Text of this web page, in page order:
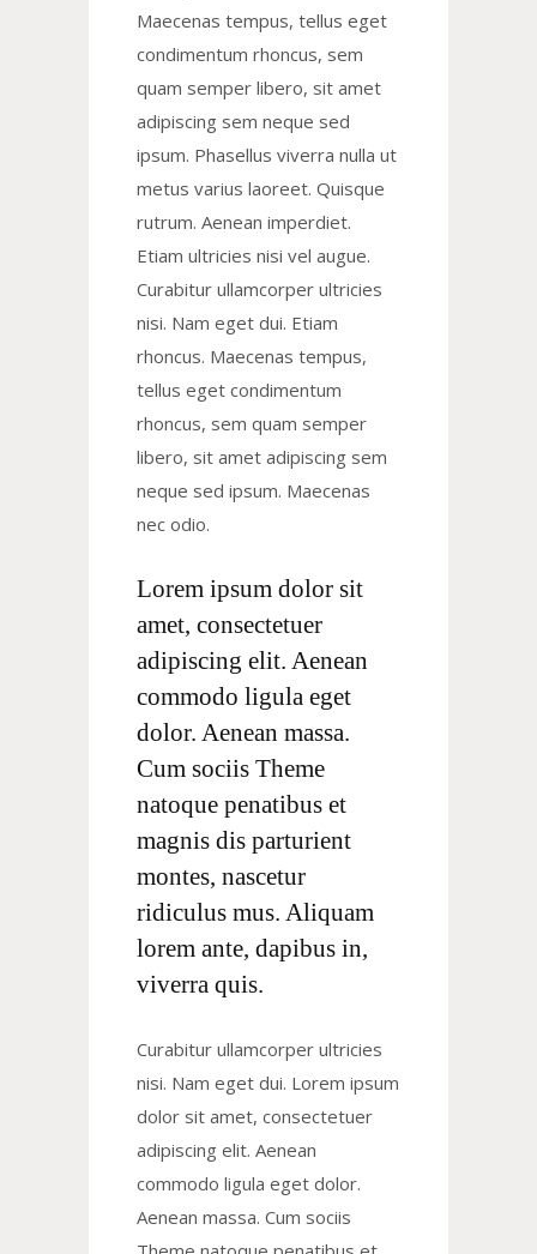
Maecenas tempus, tellus eget
condimentum rhoncus, sem
quam semper libero, sit amet
adipiscing sem neque sed
ipsum. Phasellus viverra nulla ut
metus varius laoreet. Quisque
rutrum. Aenean imperdiet.
Etiam ultricies nisi vel augue.
Curabitur ullamcorper ultricies
nisi. Nam eget dui. Etiam
rhoncus. Maecenas tempus,
tellus eget condimentum
rhoncus, sem quam semper
libero, sit amet adipiscing sem
neque sed ipsum. Maecenas
nec odio.
Lorem ipsum dolor sit
amet, consectetuer
adipiscing elit. Aenean
commodo ligula eget
dolor. Aenean massa.
Cum sociis Theme
natoque penatibus et
magnis dis parturient
montes, nascetur
ridiculus mus. Aliquam
lorem ante, dapibus in,
viverra quis.
Curabitur ullamcorper ultricies
nisi. Nam eget dui. Lorem ipsum
dolor sit amet, consectetuer
adipiscing elit. Aenean
commodo ligula eget dolor.
Aenean massa. Cum sociis